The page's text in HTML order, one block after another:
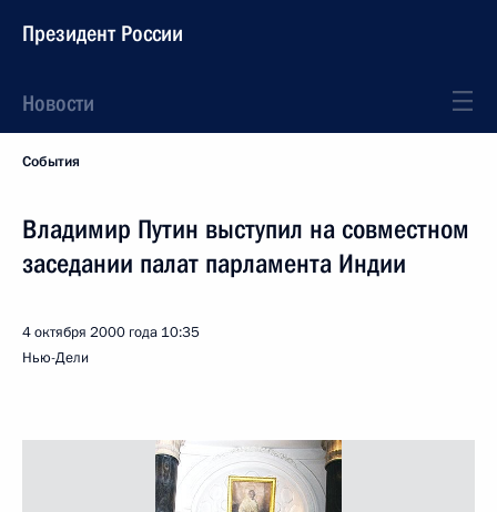
Президент России
Новости
События
Владимир Путин выступил на совместном
заседании палат парламента Индии
4 октября 2000 года 10:35
Нью-Дели